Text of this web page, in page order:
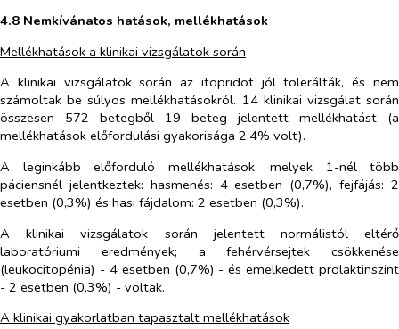
4.8 Nemkívánatos hatások, mellékhatások
Mellékhatások a klinikai vizsgálatok során
A klinikai vizsgálatok során az itopridot jól tolerálták, és nem
számoltak be súlyos mellékhatásokról. 14 klinikai vizsgálat során
összesen 572 betegből 19 beteg jelentett mellékhatást (a
mellékhatások előfordulási gyakorisága 2,4% volt).
A leginkább előforduló mellékhatások, melyek 1-nél több
páciensnél jelentkeztek: hasmenés: 4 esetben (0,7%), fejfájás: 2
esetben (0,3%) és hasi fájdalom: 2 esetben (0,3%).
A klinikai vizsgálatok során jelentett normálistól eltérő
laboratóriumi eredmények; a fehérvérsejtek csökkenése
(leukocitopénia) - 4 esetben (0,7%) - és emelkedett prolaktinszint
- 2 esetben (0,3%) - voltak.
A klinikai gyakorlatban tapasztalt mellékhatások